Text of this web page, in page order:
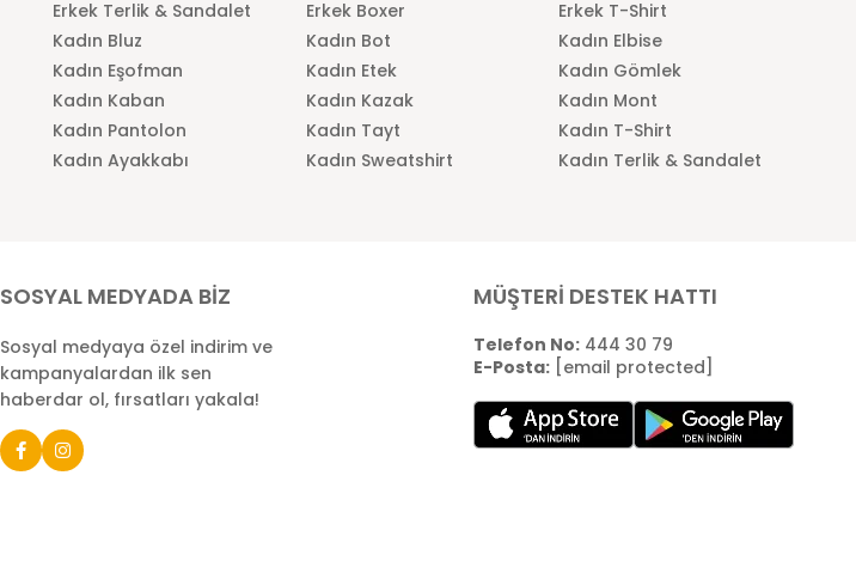
Erkek Terlik & Sandalet
Erkek Boxer
Erkek T-Shirt
Kadın Bluz
Kadın Bot
Kadın Elbise
Kadın Eşofman
Kadın Etek
Kadın Gömlek
Kadın Kaban
Kadın Kazak
Kadın Mont
Kadın Pantolon
Kadın Tayt
Kadın T-Shirt
Kadın Ayakkabı
Kadın Sweatshirt Kadın Terlik & Sandalet
SOSYAL MEDYADA BİZ
Sosyal medyaya özel indirim ve
kampanyalardan ilk sen
haberdar ol, fırsatları yakala!
MÜŞTERİ DESTEK HATTI
Telefon No:444 30 79
E-Posta: [email protected]